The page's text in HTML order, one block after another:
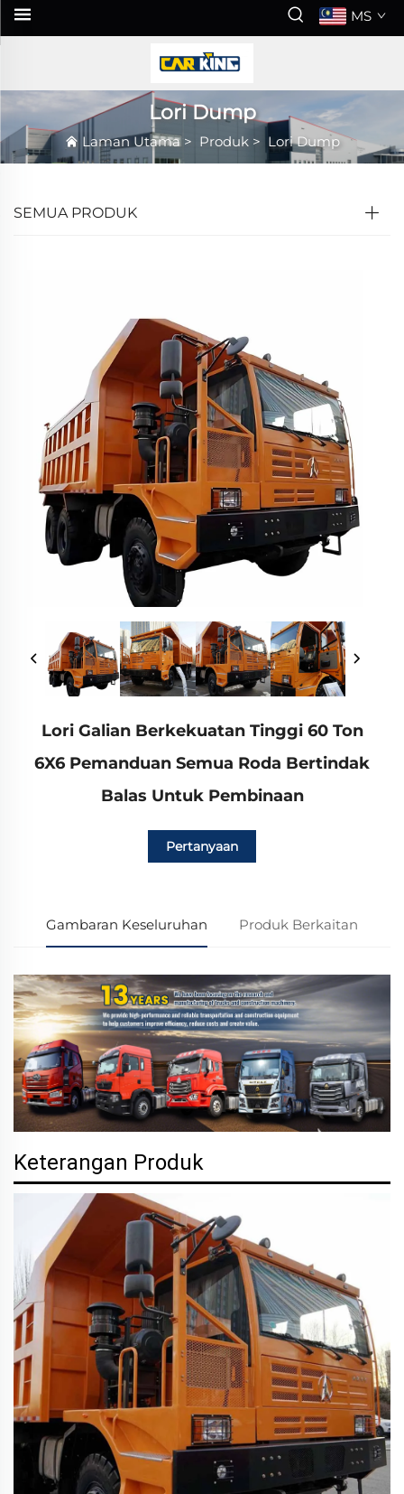
MS
Lori Dump
Laman Utama> Produk> Lori Dump
SEMUA PRODUK
Lori Galian Berkekuatan Tinggi 60 Ton
6X6 Pemanduan Semua Roda Bertindak
Balas Untuk Pembinaan
Pertanyaan
Gambaran Keseluruhan Produk Berkaitan
Keterangan Produk